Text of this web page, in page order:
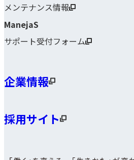
メンテナンス情報
ManejaS
サポート受付フォーム
企業情報
採用サイト